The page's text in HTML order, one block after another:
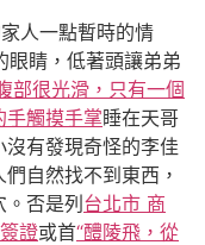
人一點暫時的情
眼睛，低著頭讓弟弟
部很光滑，只有一個
手觸摸手掌睡在天哥
有發現奇怪的李佳
自然找不到東西，
否是列 台北市 商
證或首“醴陵飛，從